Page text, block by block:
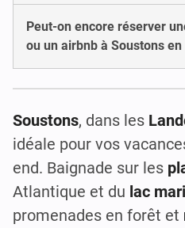
Peut-on encore réserver
ou un airbnb à Soustons en
Soustons, dans les
idéale pour vos
end. Baignade sur les
Atlantique et du lac
promenades en forêt et